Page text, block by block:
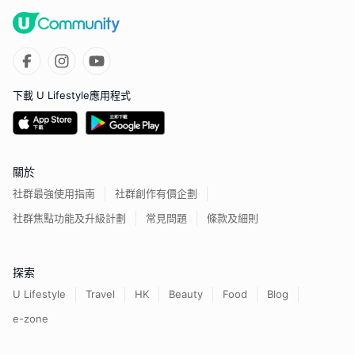
下載 U Lifestyle應用程式
關於
社群最強使用指南
社群創作有價企劃
社群焦點功能及升級計劃
常見問題 條款及細則
探索
U Lifestyle Travel HK Beauty Food
Blog
e-zone